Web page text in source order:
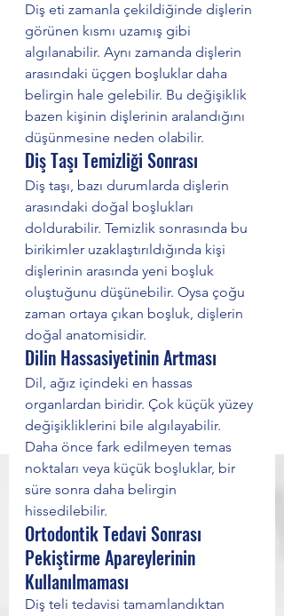
Diş eti zamanla çekildiğinde dişlerin
görünen kısmı uzamış gibi
algılanabilir. Aynı zamanda dişlerin
arasındaki üçgen boşluklar daha
belirgin hale gelebilir. Bu değişiklik
bazen kişinin dişlerinin aralandığını
düşünmesine neden olabilir.
Diş Taşı Temizliği Sonrası
Diş taşı, bazı durumlarda dişlerin
arasındaki doğal boşlukları
doldurabilir. Temizlik sonrasında bu
birikimler uzaklaştırıldığında kişi
dişlerinin arasında yeni boşluk
oluştuğunu düşünebilir. Oysa çoğu
zaman ortaya çıkan boşluk, dişlerin
doğal anatomisidir.
Dilin Hassasiyetinin Artması
Dil, ağız içindeki en hassas
organlardan biridir. Çok küçük yüzey
değişikliklerini bile algılayabilir.
Daha önce fark edilmeyen temas
noktaları veya küçük boşluklar, bir
süre sonra daha belirgin
hissedilebilir.
Ortodontik Tedavi Sonrası
Pekiştirme Apareylerinin
Kullanılmaması
Diş teli tedavisi tamamlandıktan